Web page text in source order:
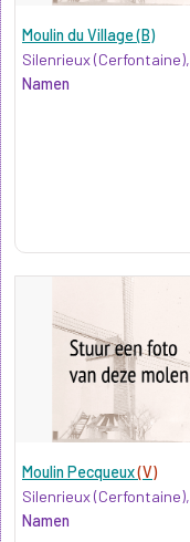
Moulin du Village (B)
Silenrieux (Cerfontaine),
Namen
Moulin Pecqueux(V)
Silenrieux (Cerfontaine),
Namen